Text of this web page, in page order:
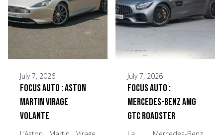
July 7, 2026
Focus Auto : Aston
Martin Virage
Volante
July 7, 2026
Focus Auto :
Mercedes-Benz AMG
GTC Roadster